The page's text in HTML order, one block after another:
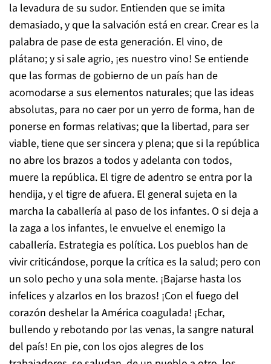
la levadura de su sudor. Entienden que se imita
demasiado, y que la salvación está en crear. Crear es la
palabra de pase de esta generación. El vino, de
plátano; y si sale agrio, ¡es nuestro vino! Se entiende
que las formas de gobierno de un país han de
acomodarse a sus elementos naturales; que las ideas
absolutas, para no caer por un yerro de forma, han de
ponerse en formas relativas; que la libertad, para ser
viable, tiene que ser sincera y plena; que si la república
no abre los brazos a todos y adelanta con todos,
muere la república. El tigre de adentro se entra por la
hendija, y el tigre de afuera. El general sujeta en la
marcha la caballería al paso de los infantes. O si deja a
la zaga a los infantes, le envuelve el enemigo la
caballería. Estrategia es política. Los pueblos han de
vivir criticándose, porque la crítica es la salud; pero con
un solo pecho y una sola mente. ¡Bajarse hasta los
infelices y alzarlos en los brazos! ¡Con el fuego del
corazón deshelar la América coagulada! ¡Echar,
bullendo y rebotando por las venas, la sangre natural
del país! En pie, con los ojos alegres de los